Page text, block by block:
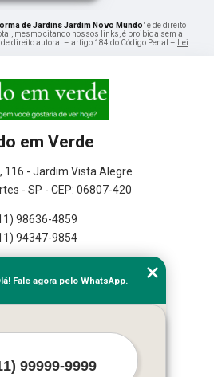
de Jardins Jardim Novo Mundo" é de direito
mesmo citando nossos links, é proibida sem a
direito autoral – artigo 184 do Código Penal – Lei
em Verde
116 - Jardim Vista Alegre
- SP - CEP: 06807-420
98636-4859
94347-9854
Empresa
Missão
Mapa do site
Fale agora pelo WhatsApp.